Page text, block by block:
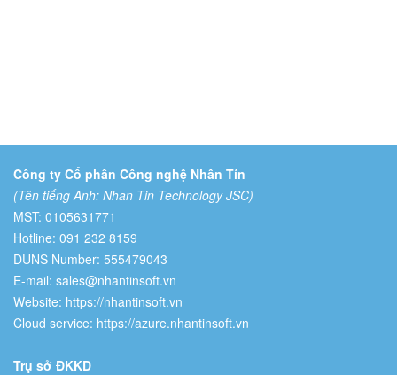
Công ty Cổ phần Công nghệ Nhân Tín
(Tên tiếng Anh: Nhan Tin Technology JSC)
MST: 0105631771
Hotline: 091 232 8159
DUNS Number: 555479043
E-mail: sales@nhantinsoft.vn
Website: https://nhantinsoft.vn
Cloud service: https://azure.nhantinsoft.vn
Trụ sở ĐKKD